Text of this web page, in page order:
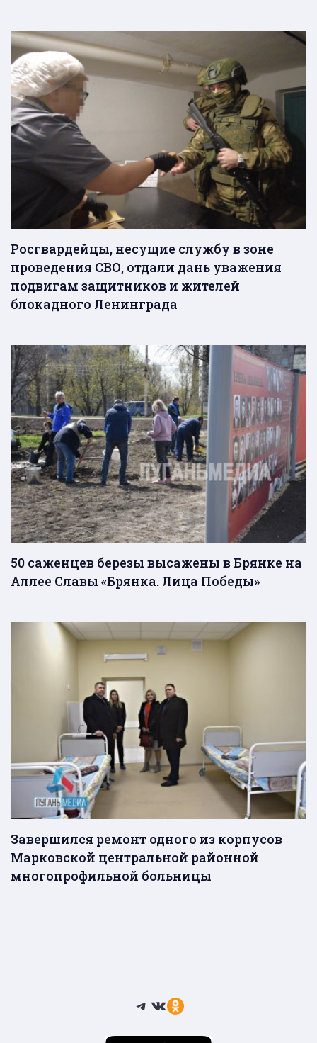
Росгвардейцы, несущие службу в зоне
проведения СВО, отдали дань уважения
подвигам защитников и жителей
блокадного Ленинграда
50 саженцев березы высажены в Брянке на
Аллее Славы «Брянка. Лица Победы»
Завершился ремонт одного из корпусов
Марковской центральной районной
многопрофильной больницы
Telegram
ВКонтакте
Ссылка